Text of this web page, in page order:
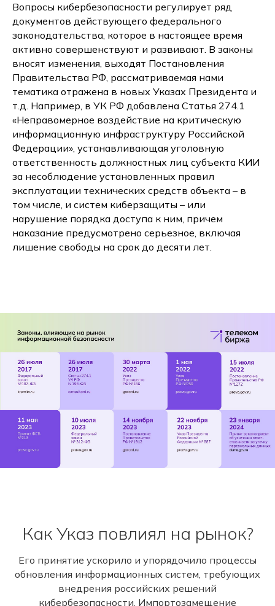
Вопросы кибербезопасности регулирует ряд
документов действующего федерального
законодательства, которое в настоящее время
активно совершенствуют и развивают. В законы
вносят изменения, выходят Постановления
Правительства РФ, рассматриваемая нами
тематика отражена в новых Указах Президента и
т.д. Например, в УК РФ добавлена Статья 274.1
«Неправомерное воздействие на критическую
информационную инфраструктуру Российской
Федерации», устанавливающая уголовную
ответственность должностных лиц субъекта КИИ
за несоблюдение установленных правил
эксплуатации технических средств объекта – в
том числе, и систем киберзащиты – или
нарушение порядка доступа к ним, причем
наказание предусмотрено серьезное, включая
лишение свободы на срок до десяти лет.
Как Указ повлиял на рынок?
Его принятие ускорило и упорядочило процессы
обновления информационных систем, требующих
внедрения российских решений
кибербезопасности. Импортозамещение